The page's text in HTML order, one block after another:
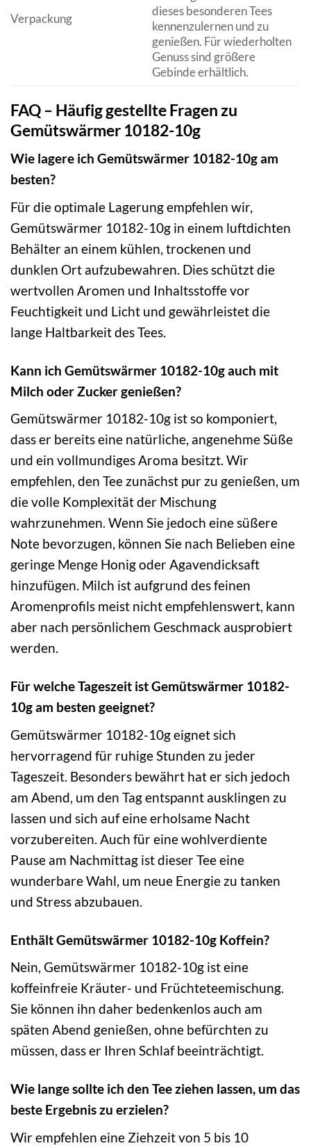
Verpackung
dieses besonderen Tees
kennenzulernen und zu
genießen. Für wiederholten
Genuss sind größere
Gebinde erhältlich.
FAQ – Häufig gestellte Fragen zu
Gemütswärmer 10182-10g
Wie lagere ich Gemütswärmer 10182-10g am
besten?
Für die optimale Lagerung empfehlen wir,
Gemütswärmer 10182-10g in einem luftdichten
Behälter an einem kühlen, trockenen und
dunklen Ort aufzubewahren. Dies schützt die
wertvollen Aromen und Inhaltsstoffe vor
Feuchtigkeit und Licht und gewährleistet die
lange Haltbarkeit des Tees.
Kann ich Gemütswärmer 10182-10g auch mit
Milch oder Zucker genießen?
Gemütswärmer 10182-10g ist so komponiert,
dass er bereits eine natürliche, angenehme Süße
und ein vollmundiges Aroma besitzt. Wir
empfehlen, den Tee zunächst pur zu genießen, um
die volle Komplexität der Mischung
wahrzunehmen. Wenn Sie jedoch eine süßere
Note bevorzugen, können Sie nach Belieben eine
geringe Menge Honig oder Agavendicksaft
hinzufügen. Milch ist aufgrund des feinen
Aromenprofils meist nicht empfehlenswert, kann
aber nach persönlichem Geschmack ausprobiert
werden.
Für welche Tageszeit ist Gemütswärmer 10182-
10g am besten geeignet?
Gemütswärmer 10182-10g eignet sich
hervorragend für ruhige Stunden zu jeder
Tageszeit. Besonders bewährt hat er sich jedoch
am Abend, um den Tag entspannt ausklingen zu
lassen und sich auf eine erholsame Nacht
vorzubereiten. Auch für eine wohlverdiente
Pause am Nachmittag ist dieser Tee eine
wunderbare Wahl, um neue Energie zu tanken
und Stress abzubauen.
Enthält Gemütswärmer 10182-10g Koffein?
Nein, Gemütswärmer 10182-10g ist eine
koffeinfreie Kräuter- und Früchteteemischung.
Sie können ihn daher bedenkenlos auch am
späten Abend genießen, ohne befürchten zu
müssen, dass er Ihren Schlaf beeinträchtigt.
Wie lange sollte ich den Tee ziehen lassen, um das
beste Ergebnis zu erzielen?
Wir empfehlen eine Ziehzeit von 5 bis 10